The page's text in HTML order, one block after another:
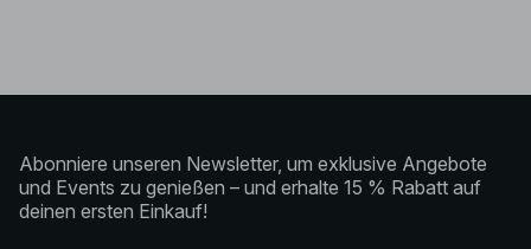
Abonniere unseren Newsletter, um exklusive Angebote
und Events zu genießen – und erhalte 15 % Rabatt auf
deinen ersten Einkauf!